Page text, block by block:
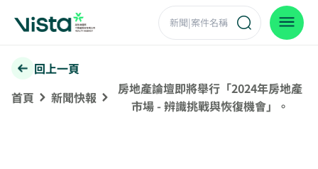
回上一頁
首頁
新聞快報
房地產論壇即將舉行「2024年房地產
市場 - 辨識挑戰與恢復機會」。